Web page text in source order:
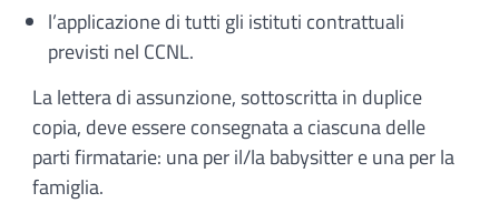
l’applicazione di tutti gli istituti contrattuali
previsti nel CCNL.
La lettera di assunzione, sottoscritta in duplice
copia, deve essere consegnata a ciascuna delle
parti firmatarie: una per il/la babysitter e una per la
famiglia.